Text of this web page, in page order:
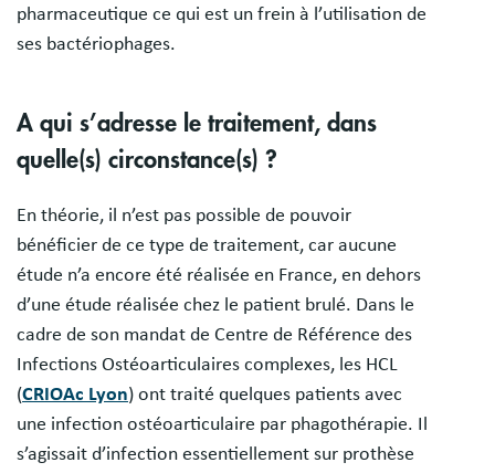
pharmaceutique ce qui est un frein à l’utilisation de
ses bactériophages.
A qui s’adresse le traitement, dans
quelle(s) circonstance(s) ?
En théorie, il n’est pas possible de pouvoir
bénéficier de ce type de traitement, car aucune
étude n’a encore été réalisée en France, en dehors
d’une étude réalisée chez le patient brulé. Dans le
cadre de son mandat de Centre de Référence des
Infections Ostéoarticulaires complexes, les HCL
(CRIOAc Lyon) ont traité quelques patients avec
une infection ostéoarticulaire par phagothérapie. Il
s’agissait d’infection essentiellement sur prothèse